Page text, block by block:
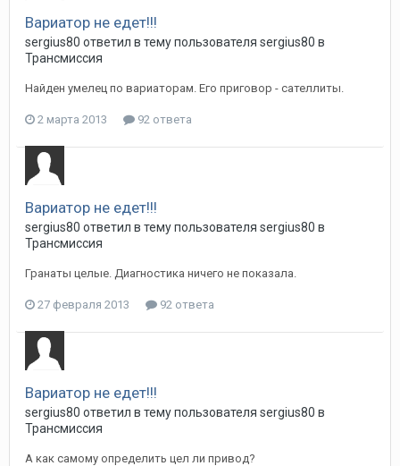
Вариатор не едет!!!
sergius80 ответил в тему пользователя sergius80 в
Трансмиссия
Найден умелец по вариаторам. Его приговор - сателлиты.
2 марта 2013 92 ответа
Вариатор не едет!!!
sergius80 ответил в тему пользователя sergius80 в
Трансмиссия
Гранаты целые. Диагностика ничего не показала.
27 февраля 2013 92 ответа
Вариатор не едет!!!
sergius80 ответил в тему пользователя sergius80 в
Трансмиссия
А как самому определить цел ли привод?